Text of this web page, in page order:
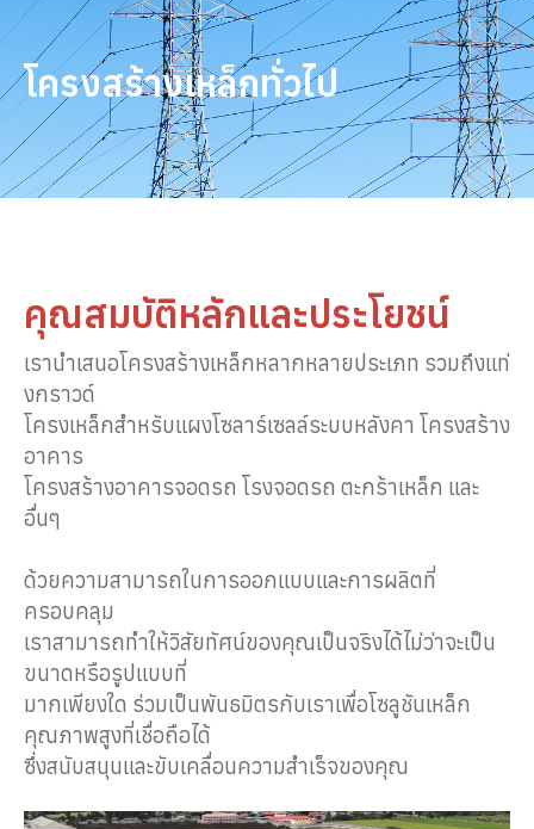
โครงสร้างเหล็กทั่วไป
คุณสมบัติหลักและประโยชน์
เรานำเสนอโครงสร้างเหล็กหลากหลายประเภท รวมถึงแท่
งกราวด์
โครงเหล็กสำหรับแผงโซลาร์เซลล์ระบบหลังคา โครงสร้าง
อาคาร
โครงสร้างอาคารจอดรถ โรงจอดรถ ตะกร้าเหล็ก และ
อื่นๆ
ด้วยความสามารถในการออกแบบและการผลิตที่
ครอบคลุม
เราสามารถทำให้วิสัยทัศน์ของคุณเป็นจริงได้ไม่ว่าจะเป็น
ขนาดหรือรูปแบบที่
มากเพียงใด ร่วมเป็นพันธมิตรกับเราเพื่อโซลูชันเหล็ก
คุณภาพสูงที่เชื่อถือได้
ซึ่งสนับสนุนและขับเคลื่อนความสำเร็จของคุณ